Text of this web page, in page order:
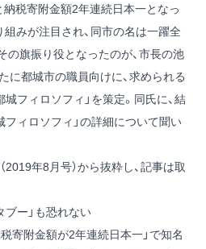
納税寄附金額2年連続日本一となっ
みが注目され、同市の名は一躍全
の旗振り役となったのが、市長の池
に都城市の職員向けに、求められる
フィロソフィ」を策定。同氏に、結
フィロソフィ」の詳細について聞い
年8月号）から抜粋し、記事は取
ブー」も恐れない
寄附金額が2年連続日本一」で知名